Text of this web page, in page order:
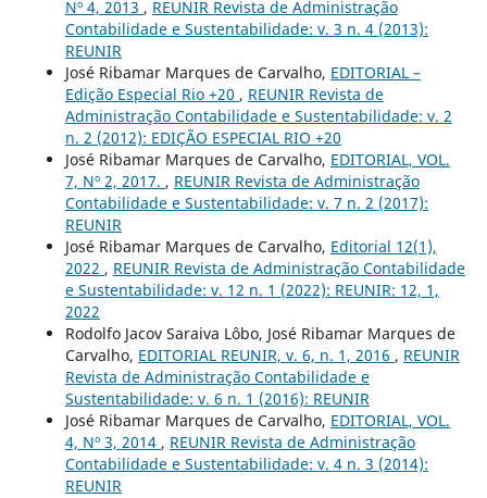
Nº 4, 2013 , REUNIR Revista de Administração
Contabilidade e Sustentabilidade: v. 3 n. 4 (2013):
REUNIR
José Ribamar Marques de Carvalho, EDITORIAL –
Edição Especial Rio +20 , REUNIR Revista de
Administração Contabilidade e Sustentabilidade: v. 2
n. 2 (2012): EDIÇÃO ESPECIAL RIO +20
José Ribamar Marques de Carvalho, EDITORIAL, VOL.
7, Nº 2, 2017. , REUNIR Revista de Administração
Contabilidade e Sustentabilidade: v. 7 n. 2 (2017):
REUNIR
José Ribamar Marques de Carvalho, Editorial 12(1),
2022 , REUNIR Revista de Administração Contabilidade
e Sustentabilidade: v. 12 n. 1 (2022): REUNIR: 12, 1,
2022
Rodolfo Jacov Saraiva Lôbo, José Ribamar Marques de
Carvalho, EDITORIAL REUNIR, v. 6, n. 1, 2016 , REUNIR
Revista de Administração Contabilidade e
Sustentabilidade: v. 6 n. 1 (2016): REUNIR
José Ribamar Marques de Carvalho, EDITORIAL, VOL.
4, Nº 3, 2014 , REUNIR Revista de Administração
Contabilidade e Sustentabilidade: v. 4 n. 3 (2014):
REUNIR